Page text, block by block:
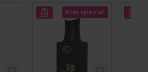
Pret special